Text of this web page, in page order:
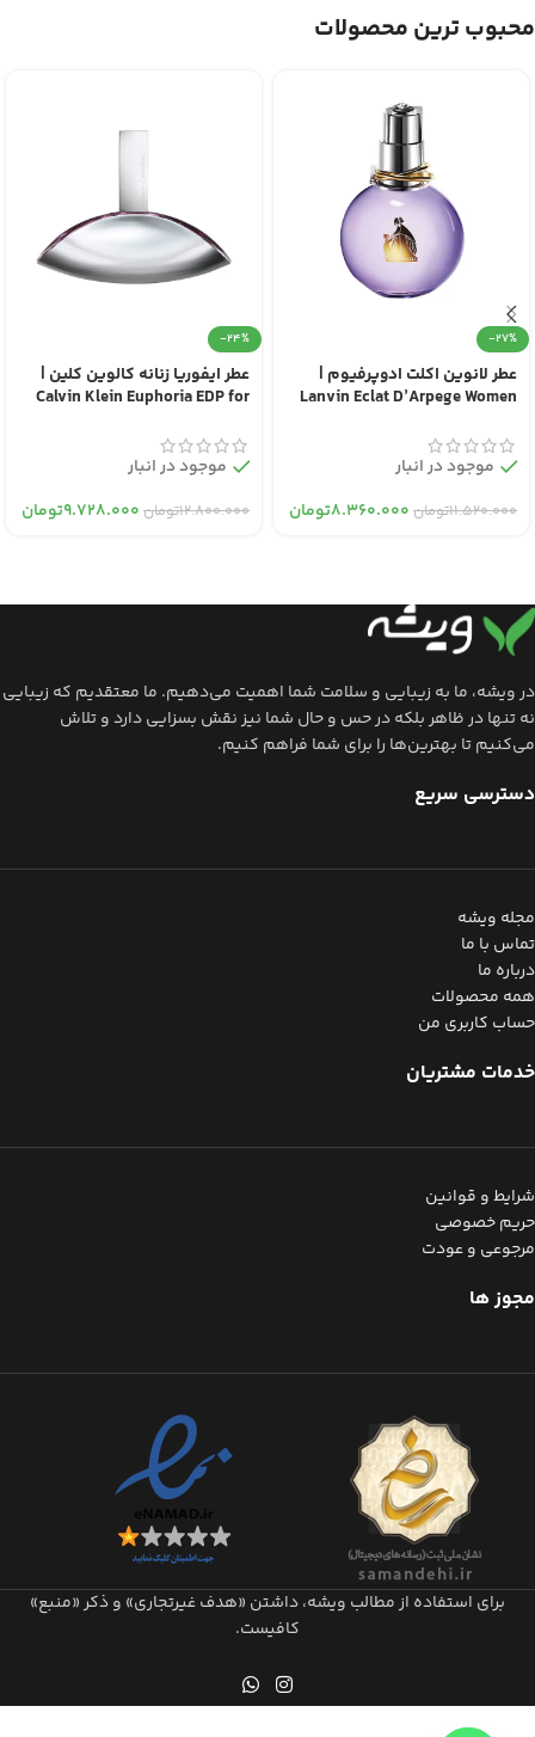
محبوب ترین محصولات
-27%
عطر لانوین اکلت ادوپرفیوم |
Lanvin Eclat D’Arpege Women
موجود در انبار
۱۱.۵۲۰.۰۰۰تومان ۸.۳۶۰.۰۰۰تومان
-24%
عطر ایفوریا زنانه کالوین کلین |
Calvin Klein Euphoria EDP for
موجود در انبار
۱۲.۸۰۰.۰۰۰تومان ۹.۷۲۸.۰۰۰تومان
در ویشه، ما به زیبایی و سلامت شما اهمیت می‌دهیم. ما معتقدیم که زیبایی
نه تنها در ظاهر بلکه در حس و حال شما نیز نقش بسزایی دارد و تلاش
می‌کنیم تا بهترین‌ها را برای شما فراهم کنیم.
دسترسی سریع
مجله ویشه
تماس با ما
درباره ما
همه محصولات
حساب کاربری من
خدمات مشتریان
شرایط و قوانین
حریم خصوصی
مرجوعی و عودت
مجوز ها
برای استفاده از مطالب ویشه، داشتن «هدف غیرتجاری» و ذکر «منبع»
کافیست.​